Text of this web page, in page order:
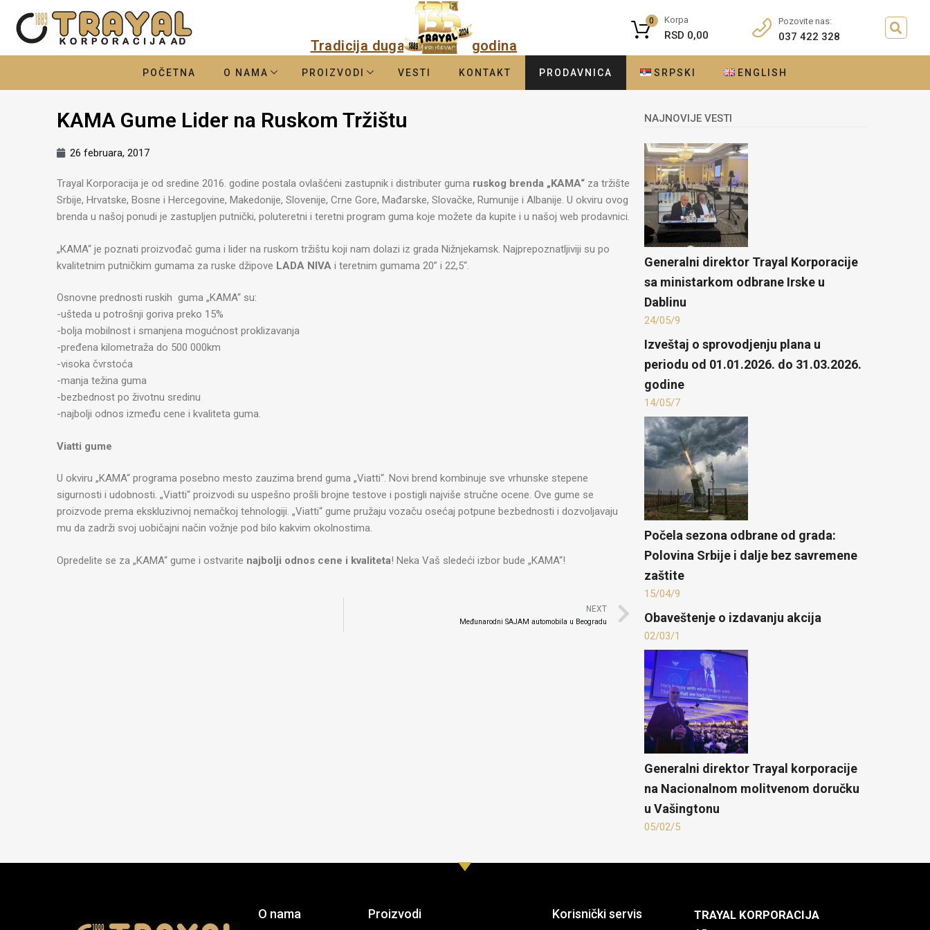
Tradicija duga godina
Korpa
RSD 0,00
0 Pozovite nas:
037 422 328
POČETNA O NAMA PROIZVODI VESTI KONTAKT PRODAVNICA SRPSKI ENGLISH
KAMA Gume Lider na Ruskom Tržištu
26 februara, 2017
Trayal Korporacija je od sredine 2016. godine postala ovlašćeni zastupnik i distributer guma ruskog brenda „KAMA“ za tržište
Srbije, Hrvatske, Bosne i Hercegovine, Makedonije, Slovenije, Crne Gore, Mađarske, Slovačke, Rumunije i Albanije. U okviru ovog
brenda u našoj ponudi je zastupljen putnički, poluteretni i teretni program guma koje možete da kupite i u našoj web prodavnici.
„KAMA“ je poznati proizvođač guma i lider na ruskom tržištu koji nam dolazi iz grada Nižnjekamsk. Najprepoznatljiviji su po
kvalitetnim putničkim gumama za ruske džipove LADA NIVA i teretnim gumama 20” i 22,5“.
Osnovne prednosti ruskih guma „KAMA“ su:
-ušteda u potrošnji goriva preko 15%
-bolja mobilnost i smanjena mogućnost proklizavanja
-pređena kilometraža do 500 000km
-visoka čvrstoća
-manja težina guma
-bezbednost po životnu sredinu
-najbolji odnos između cene i kvaliteta guma.
Viatti gume
U okviru „KAMA“ programa posebno mesto zauzima brend guma „Viatti“. Novi brend kombinuje sve vrhunske stepene
sigurnosti i udobnosti. „Viatti“ proizvodi su uspešno prošli brojne testove i postigli najviše stručne ocene. Ove gume se
proizvode prema ekskluzivnoj nemačkoj tehnologiji. „Viatti“ gume pružaju vozaču osećaj potpune bezbednosti i dozvoljavaju
mu da zadrži svoj uobičajni način vožnje pod bilo kakvim okolnostima.
Opredelite se za „KAMA“ gume i ostvarite najbolji odnos cene i kvaliteta! Neka Vaš sledeći izbor bude „KAMA“!
NEXT
Međunarodni SAJAM automobila u Beogradu
NAJNOVIJE VESTI
Generalni direktor Trayal Korporacije
sa ministarkom odbrane Irske u
Dablinu
24/05/9
​Izveštaj o sprovodjenju plana u
periodu od 01.01.2026. do 31.03.2026.
godine
14/05/7
Počela sezona odbrane od grada:
Polovina Srbije i dalje bez savremene
zaštite
15/04/9
Obaveštenje o izdavanju akcija
02/03/1
Generalni direktor Trayal korporacije
na Nacionalnom molitvenom doručku
u Vašingtonu
05/02/5
O nama Proizvodi Korisnički servis
TRAYAL KORPORACIJA